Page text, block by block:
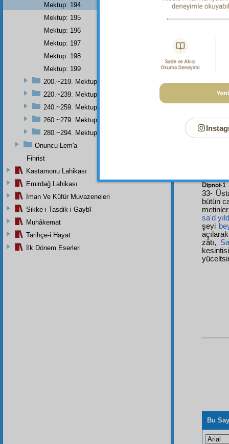
Dipnot-1
33-
bütün
sa'd
şeyi
zâtı,
Bu
Mektup: 194
Mektup: 195
Mektup: 196
Mektup: 197
Mektup: 198
Mektup: 199
200.~219. Mektuplar
220.~239. Mektuplar
240.~259. Mektuplar
260.~279. Mektuplar
280.~294. Mektuplar
Onuncu Lem'a
Fihrist
Kastamonu Lahikası
Emirdağ Lahikası
İman Ve Küfür Muvazeneleri
Sikke-i Tasdik-i Gaybî
Muhâkemat
Tarihçe-i Hayat
İlk Dönem Eserleri